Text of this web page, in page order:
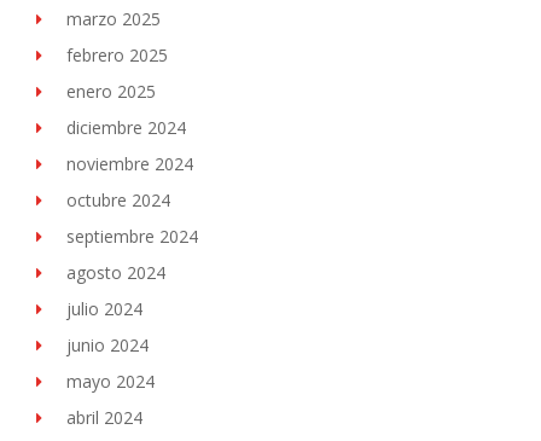
marzo 2025
febrero 2025
enero 2025
diciembre 2024
noviembre 2024
octubre 2024
septiembre 2024
agosto 2024
julio 2024
junio 2024
mayo 2024
abril 2024